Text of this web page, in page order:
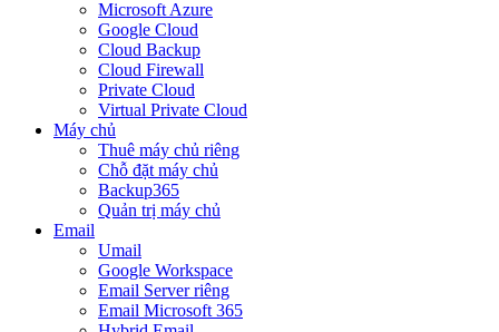
Microsoft Azure
Google Cloud
Cloud Backup
Cloud Firewall
Private Cloud
Virtual Private Cloud
Máy chủ
Thuê máy chủ riêng
Chỗ đặt máy chủ
Backup365
Quản trị máy chủ
Email
Umail
Google Workspace
Email Server riêng
Email Microsoft 365